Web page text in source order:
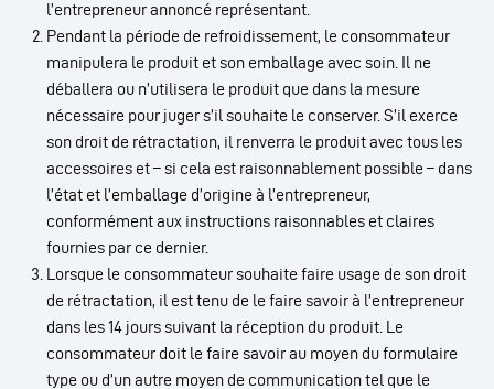
l’entrepreneur annoncé représentant.
Pendant la période de refroidissement, le consommateur
manipulera le produit et son emballage avec soin. Il ne
déballera ou n’utilisera le produit que dans la mesure
nécessaire pour juger s’il souhaite le conserver. S’il exerce
son droit de rétractation, il renverra le produit avec tous les
accessoires et – si cela est raisonnablement possible – dans
l’état et l’emballage d’origine à l’entrepreneur,
conformément aux instructions raisonnables et claires
fournies par ce dernier.
Lorsque le consommateur souhaite faire usage de son droit
de rétractation, il est tenu de le faire savoir à l’entrepreneur
dans les 14 jours suivant la réception du produit. Le
consommateur doit le faire savoir au moyen du formulaire
type ou d’un autre moyen de communication tel que le